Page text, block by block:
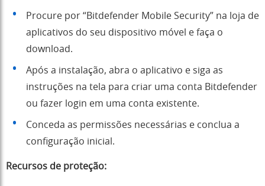
Procure por “Bitdefender Mobile Security” na loja de
aplicativos do seu dispositivo móvel e faça o
download.
Após a instalação, abra o aplicativo e siga as
instruções na tela para criar uma conta Bitdefender
ou fazer login em uma conta existente.
Conceda as permissões necessárias e conclua a
configuração inicial.
Recursos de proteção: